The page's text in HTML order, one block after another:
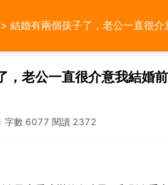
> 結婚有兩個孩子了，老公一直很
，老公一直很介意我結婚
數 6077 閱讀 2372